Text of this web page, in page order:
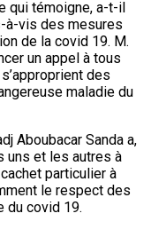
qui témoigne, a-t-il
à-vis des mesures
de la covid 19. M.
un appel à tous
des
maladie du
Aboubacar Sanda a,
uns et les autres à
particulier à
le respect des
du covid 19.